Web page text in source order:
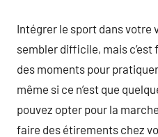
Intégrer le sport dans votre
sembler difficile, mais
des moments pour
même si ce n’est que
pouvez opter pour la
faire des étirements chez